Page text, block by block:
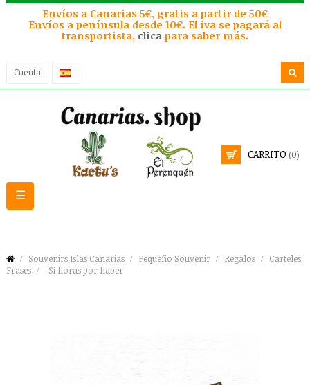
Envíos a Canarias 5€, gratis a partir de 50€
Envíos a península desde 10€. El iva se pagará al
transportista, clica para saber más.
Cuenta
CARRITO (0)
Navegación
de
☰
Souvenirs Islas Canarias Pequeño Souvenir Regalos
Carteles
Frases
Si lloras por haber